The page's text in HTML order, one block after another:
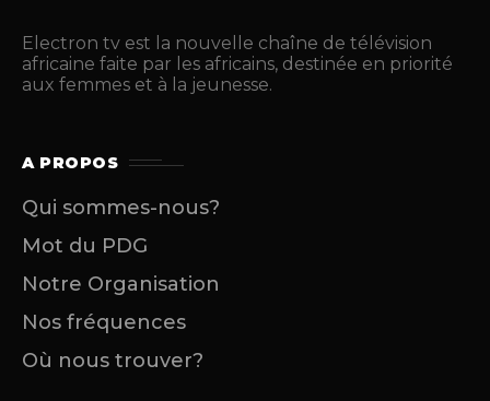
Electron tv est la nouvelle chaîne de télévision
africaine faite par les africains, destinée en priorité
aux femmes et à la jeunesse.
A PROPOS
Qui sommes-nous?
Mot du PDG
Notre Organisation
Nos fréquences
Où nous trouver?